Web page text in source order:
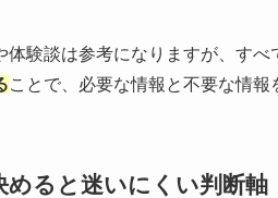
体験談は参考になりますが、すべ
ことで、必要な情報と不要な情報
めると迷いにくい判断軸